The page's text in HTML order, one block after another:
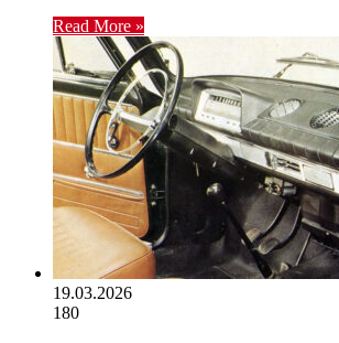
Read More »
19.03.2026
180